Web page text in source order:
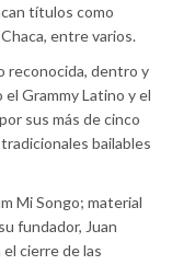
títulos como
entre varios.
reconocida, dentro y
Grammy Latino y el
sus más de cinco
bailables
Mi Songo; material
fundador, Juan
cierre de las